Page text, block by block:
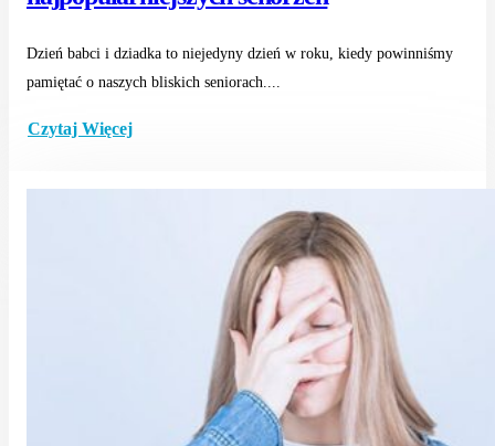
Dzień babci i dziadka to niejedyny dzień w roku, kiedy powinniśmy
pamiętać o naszych bliskich seniorach....
Czytaj Więcej